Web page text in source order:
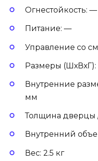
Огнестойкость: —
Питание: —
Управление со
Размеры (ШхВхГ):
Внутренние
мм
Толщина дверцы
Внутренний
Вес: 2.5 кг